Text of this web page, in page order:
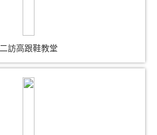
二訪高跟鞋教堂